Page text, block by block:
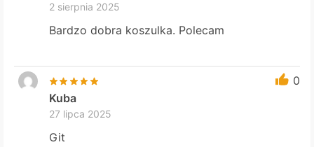
2 sierpnia 2025
Bardzo dobra koszulka. Polecam
0
Kuba
27 lipca 2025
Git